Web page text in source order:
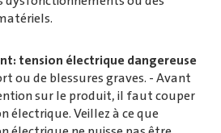
tension électrique dangereuse
ou de blessures graves. - Avant
sur le produit, il faut couper
électrique. Veillez à ce que